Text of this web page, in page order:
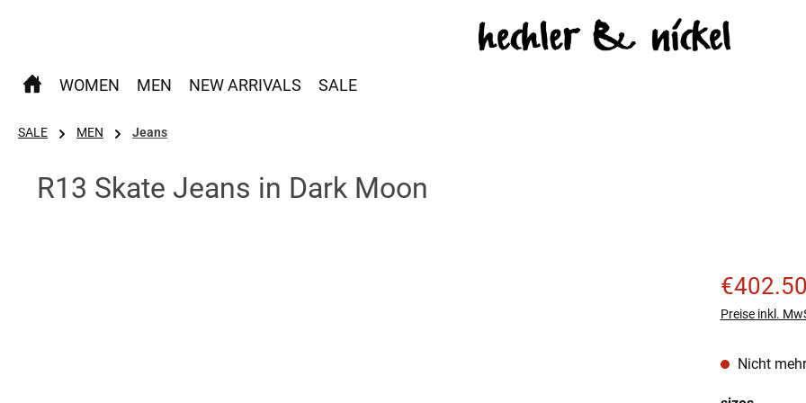
WOMEN MEN NEW ARRIVALS SALE
SALE MEN Jeans
R13 Skate Jeans in Dark Moon
Verkaufspreis:
€402.50
Preise inkl.
Nicht